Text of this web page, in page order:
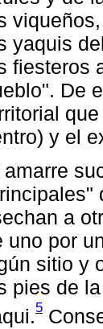
yaquis
fiesteros
De
y el
amarre
a
uno por
sitio y
pies de
5